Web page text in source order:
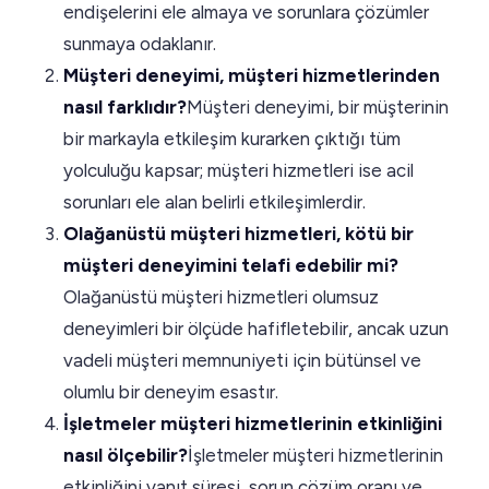
endişelerini ele almaya ve sorunlara çözümler
sunmaya odaklanır.
Müşteri deneyimi, müşteri hizmetlerinden
nasıl farklıdır?Müşteri deneyimi, bir müşterinin
bir markayla etkileşim kurarken çıktığı tüm
yolculuğu kapsar; müşteri hizmetleri ise acil
sorunları ele alan belirli etkileşimlerdir.
Olağanüstü müşteri hizmetleri, kötü bir
müşteri deneyimini telafi edebilir mi?
Olağanüstü müşteri hizmetleri olumsuz
deneyimleri bir ölçüde hafifletebilir, ancak uzun
vadeli müşteri memnuniyeti için bütünsel ve
olumlu bir deneyim esastır.
İşletmeler müşteri hizmetlerinin etkinliğini
nasıl ölçebilir?İşletmeler müşteri hizmetlerinin